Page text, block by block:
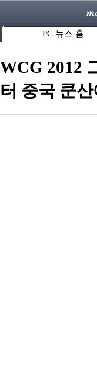
PC 뉴스 홈
WCG 2012
터 중국 쿤